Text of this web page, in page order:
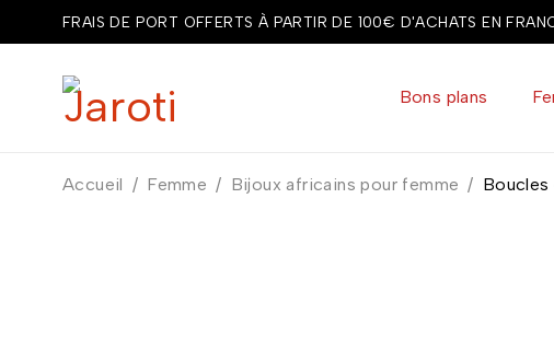
FRAIS DE PORT OFFERTS À PARTIR DE 100€ D'ACHATS EN
Bons plans
Accueil / Femme / Bijoux africains pour femme / Boucles